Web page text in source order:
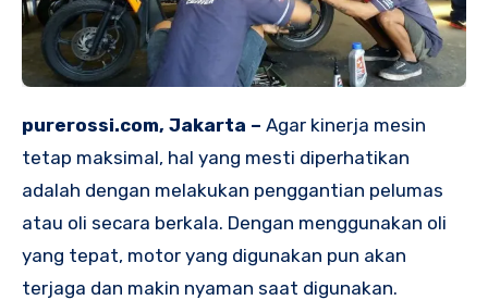
purerossi.com, Jakarta – Agar kinerja mesin
tetap maksimal, hal yang mesti diperhatikan
adalah dengan melakukan penggantian pelumas
atau oli secara berkala. Dengan menggunakan oli
yang tepat, motor yang digunakan pun akan
terjaga dan makin nyaman saat digunakan.